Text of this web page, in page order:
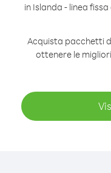
in Islanda - linea
Acquista pacchetti
ottenere le